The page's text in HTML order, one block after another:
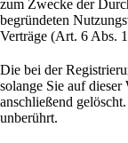
zum Zwecke der
begründeten
Verträge (Art. 6 Abs.
Die bei der
solange Sie auf
anschließend gelöscht.
unberührt.